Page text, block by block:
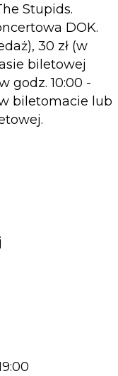
Stupids.
DOK.
30 zł (w
biletowej
godz. 10:00 -
w biletomacie lub